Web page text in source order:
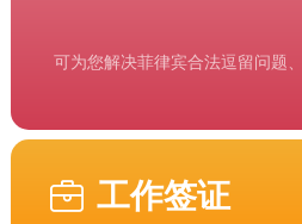
可为您解决菲律宾合法逗留问题
工作签证